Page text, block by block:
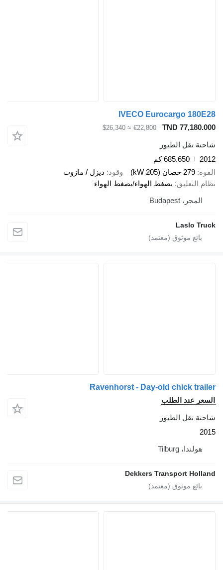
IVECO Eurocargo 180E28
TND 77,180.000
€22,800
≈ $26,340
شاحنة نقل الطيور
2012
685.650 كم
القوة 279 حصان (205 kW) وقود ديزل / مازوت
نظام التعليق بضغط الهواء/بضغط الهواء
المجر، Budapest
Laslo Truck
Ravenhorst - Day-old chick trailer
السعر عند الطلب
شاحنة نقل الطيور
2015
هولندا، Tilburg
Dekkers Transport Holland